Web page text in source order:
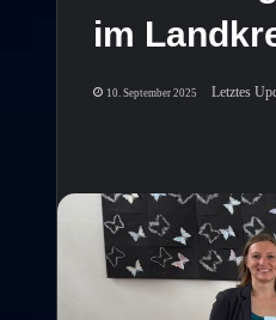
im
10. September 2025 Letztes